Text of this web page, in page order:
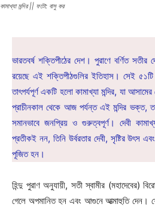
কামাখ্যা মন্দির || ফটো: বাসু কর
ভারতবর্ষ শক্তিপীঠের দেশ। পুরাণে বর্ণিত
রয়েছে এই শক্তিপীঠগুলির ইতিহাস। সেই
তাৎপর্যপূর্ণ একটি হলো কামাখ্যা মন্দির, যা
প্রাচীনকাল থেকে আজ পর্যন্ত এই মন্দির ভক্ত,
সমানভাবে জনপ্রিয় ও গুরুত্বপূর্ণ। দেবী
প্রতীকই নন, তিনি উর্বরতার দেবী, সৃষ্টির উৎস
পূজিত হন।
হিন্দু পুরাণ অনুযায়ী, সতী স্বামীর (মহাদেবের)
গেলে অপমানিত হন এবং আগুনে আত্মাহুতি দেন।